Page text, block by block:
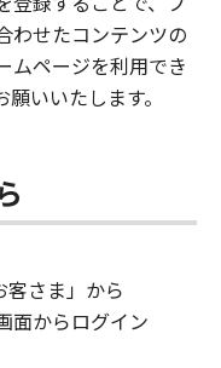
わせたコンテンツの
ムページを利用でき
いいたします。
客さま」から
面からログイン